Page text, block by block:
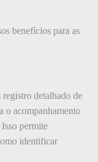
benefícios para as
detalhado de
o acompanhamento
permite
identificar